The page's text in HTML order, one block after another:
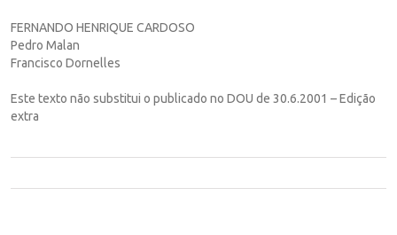
FERNANDO HENRIQUE CARDOSO
Pedro Malan
Francisco Dornelles
Este texto não substitui o publicado no DOU de 30.6.2001 – Edição
extra